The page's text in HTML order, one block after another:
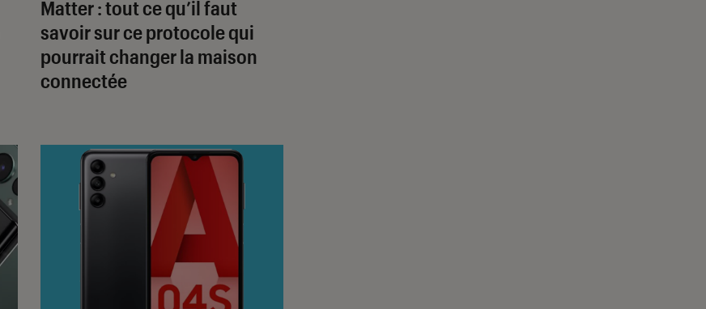
Matter : tout ce qu’il faut
savoir sur ce protocole qui
pourrait changer la maison
connectée